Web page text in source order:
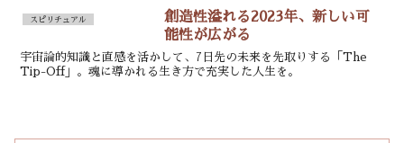
スピリチュアル
創造性溢れる2023年、新しい可
能性が広がる
宇宙論的知識と直感を活かして、7日先の未来を先取りする「The
Tip-Off」。魂に導かれる生き方で充実した人生を。